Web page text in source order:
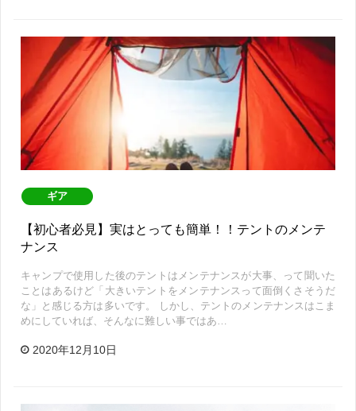
ギア
【初心者必見】実はとっても簡単！！テントのメンテ
ナンス
キャンプで使用した後のテントはメンテナンスが大事、って聞いた
ことはあるけど「大きいテントをメンテナンスって面倒くさそうだ
な」と感じる方は多いです。 しかし、テントのメンテナンスはこま
めにしていれば、そんなに難しい事ではあ…
2020年12月10日